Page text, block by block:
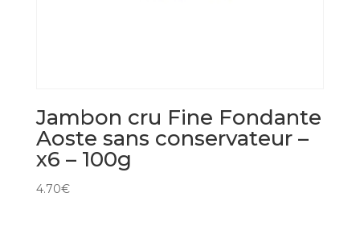
Jambon cru Fine Fondante
Aoste sans conservateur –
x6 – 100g
4.70€